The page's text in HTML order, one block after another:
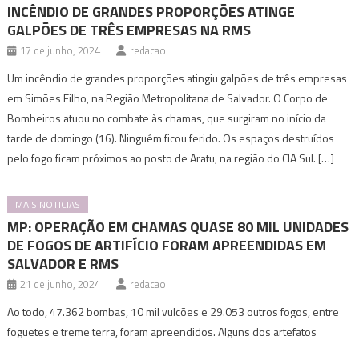
INCÊNDIO DE GRANDES PROPORÇÕES ATINGE
GALPÕES DE TRÊS EMPRESAS NA RMS
17 de junho, 2024 redacao
Um incêndio de grandes proporções atingiu galpões de três empresas
em Simões Filho, na Região Metropolitana de Salvador. O Corpo de
Bombeiros atuou no combate às chamas, que surgiram no início da
tarde de domingo (16). Ninguém ficou ferido. Os espaços destruídos
pelo fogo ficam próximos ao posto de Aratu, na região do CIA Sul. […]
MAIS NOTICIAS
MP: OPERAÇÃO EM CHAMAS QUASE 80 MIL UNIDADES
DE FOGOS DE ARTIFÍCIO FORAM APREENDIDAS EM
SALVADOR E RMS
21 de junho, 2024 redacao
Ao todo, 47.362 bombas, 10 mil vulcões e 29.053 outros fogos, entre
foguetes e treme terra, foram apreendidos. Alguns dos artefatos